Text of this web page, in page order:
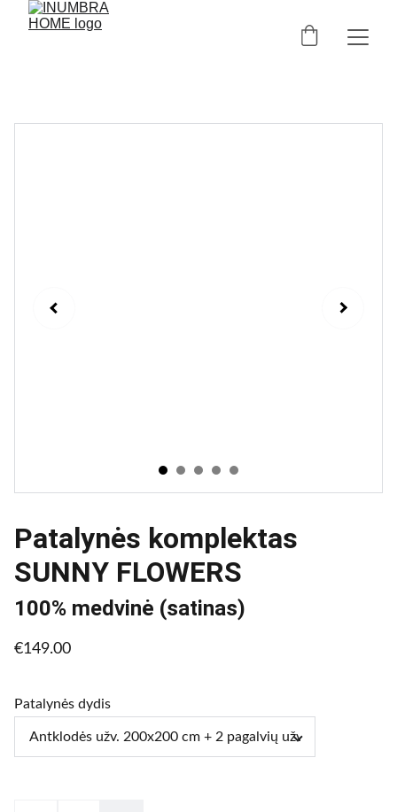
Patalynės komplektas
SUNNY FLOWERS
100% medvinė (satinas)
€149.00
Patalynės dydis